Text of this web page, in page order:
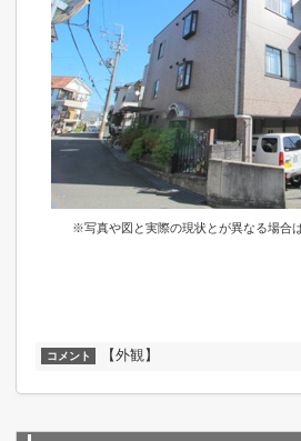
※写真や図と実際の現状とが異なる場合
コメント 【外観】